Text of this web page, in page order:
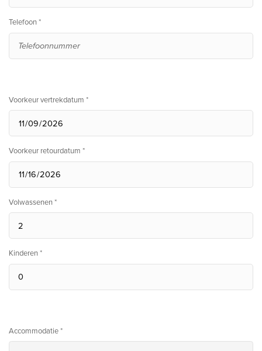
Telefoon *
Voorkeur vertrekdatum *
Voorkeur retourdatum *
Volwassenen *
Kinderen *
Accommodatie *